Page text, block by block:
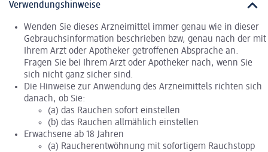
Verwendungshinweise
Wenden Sie dieses Arzneimittel immer genau wie in dieser
Gebrauchsinformation beschrieben bzw, genau nach der mit
Ihrem Arzt oder Apotheker getroffenen Absprache an.
Fragen Sie bei Ihrem Arzt oder Apotheker nach, wenn Sie
sich nicht ganz sicher sind.
Die Hinweise zur Anwendung des Arzneimittels richten sich
danach, ob Sie:
(a) das Rauchen sofort einstellen
(b) das Rauchen allmählich einstellen
Erwachsene ab 18 Jahren
(a) Raucherentwöhnung mit sofortigem Rauchstopp